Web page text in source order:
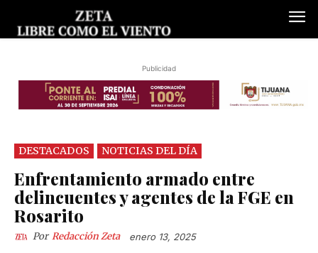
Publicidad
DESTACADOS NOTICIAS DEL DÍA
Enfrentamiento armado entre
delincuentes y agentes de la FGE en
Rosarito
Por Redacción Zeta enero 13, 2025